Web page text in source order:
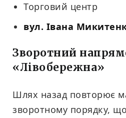
Торговий центр
вул. Івана
Зворотний
«Лівобережна»
Шлях назад повторює
зворотному порядку,